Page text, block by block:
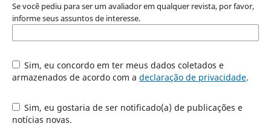
Se você pediu para ser um avaliador em qualquer revista, por favor,
informe seus assuntos de interesse.
Sim, eu concordo em ter meus dados coletados e
armazenados de acordo com a declaração de privacidade.
Sim, eu gostaria de ser notificado(a) de publicações e
notícias novas.